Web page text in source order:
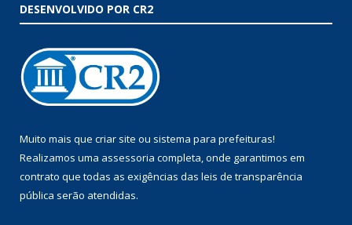
DESENVOLVIDO POR CR2
Muito mais que criar site ou sistema para prefeituras!
Realizamos uma assessoria completa, onde garantimos em
contrato que todas as exigências das leis de transparência
pública serão atendidas.